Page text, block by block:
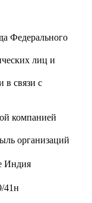
Федерального
лиц и
в связи с
компанией
организаций
Индия
41н